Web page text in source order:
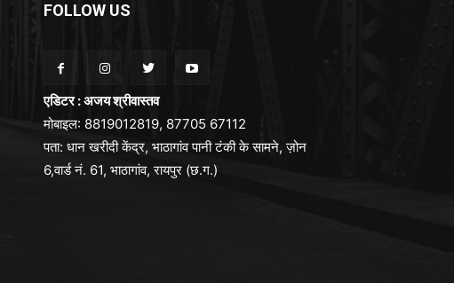
FOLLOW US
एडिटर : अजय श्रीवास्तव
मोबाइल: 8819012819, 87705 67112
पता: धान खरीदी केंद्र, भाठागांव पानी टंकी के सामने, ज़ोन
6,वार्ड नं. 61, भाठागांव, रायपुर (छ.ग.)